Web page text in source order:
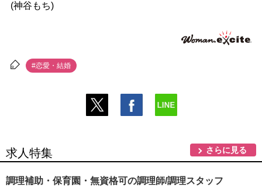
(神谷もち)
#恋愛・結婚
求人特集 さらに見る
調理補助・保育園・無資格可の調理師/調理スタッフ